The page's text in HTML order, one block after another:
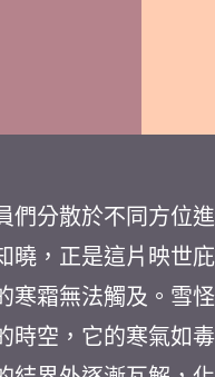
們分散於不同方位
曉，正是這片映世
寒霜無法觸及。雪
時空，它的寒氣如